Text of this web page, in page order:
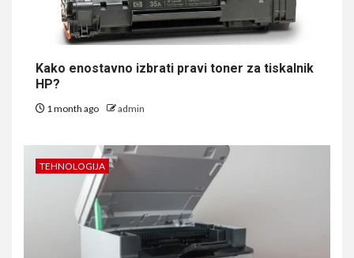
Kako enostavno izbrati pravi toner za tiskalnik
HP?
1 month ago admin
TEHNOLOGIJA